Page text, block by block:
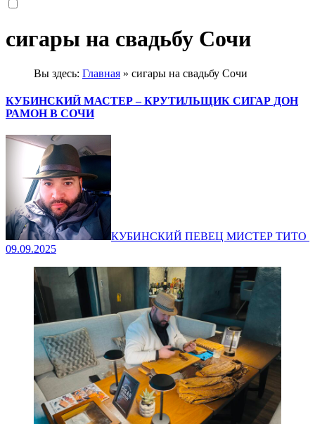
сигары на свадьбу Сочи
Вы здесь: Главная » сигары на свадьбу Сочи
КУБИНСКИЙ МАСТЕР – КРУТИЛЬЩИК СИГАР ДОН
РАМОН В СОЧИ
КУБИНСКИЙ ПЕВЕЦ МИСТЕР ТИТО ‍
09.09.2025